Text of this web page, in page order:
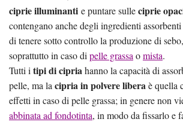
ciprie illuminanti e puntare sulleciprie
contengano anche degli ingredienti
di tenere sotto controllo la produzione di
soprattutto in caso di pelle grassa omista.
Tutti i tipi di cipriahanno la capacità di
pelle, ma la cipria in polvere liberaè quella
effetti in caso di pelle grassa; in genere non
abbinata ad fondotinta, in modo da fissarlo e